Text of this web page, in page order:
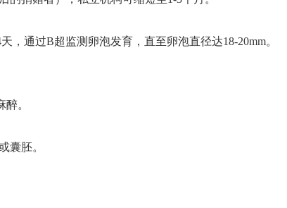
，通过B超监测卵泡发育，直至卵泡直径达18-20mm‌。
。
囊胚‌。